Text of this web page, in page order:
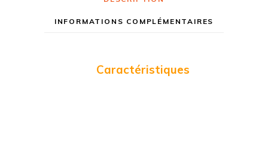
INFORMATIONS COMPLÉMENTAIRES
Caractéristiques